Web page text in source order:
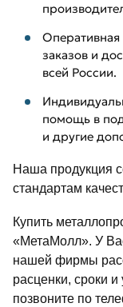
Оперативная
заказов и
всей России.
помощь в
и другие
Наша продукция
стандартам
Купить
«МетаМолл». У
нашей фирмы
расценки, сроки
позвоните по